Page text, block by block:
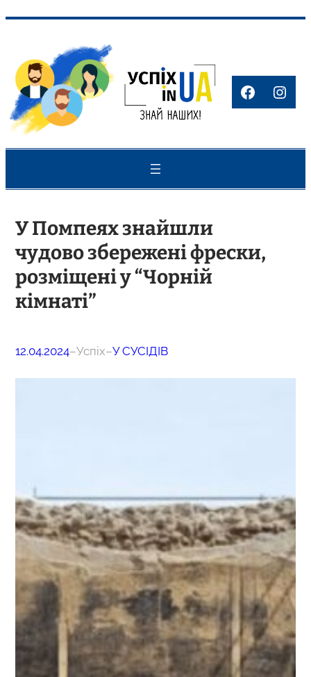
вмісту
У Помпеях знайшли
чудово збережені фрески,
розміщені у “Чорній
кімнаті”
12.04.2024–Успіх–У СУСІДІВ